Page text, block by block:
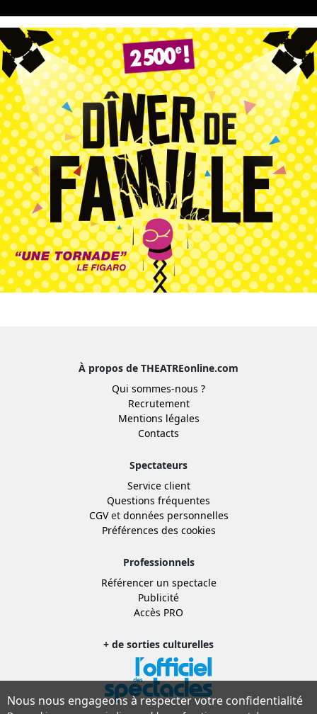
À propos de THEATREonline.com
Qui sommes-nous ?
Recrutement
Mentions légales
Contacts
Spectateurs
Service client
Questions fréquentes
CGVet données personnelles
Préférences des cookies
Professionnels
Référencer un spectacle
Publicité
Accès PRO
+ de sorties culturelles
Nous nous engageons à respecter votre confidentialité